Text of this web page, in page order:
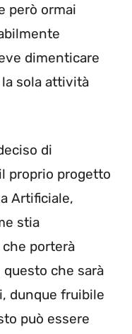
però ormai
dimenticare
sola attività
di
proprio progetto
Artificiale,
stia
porterà
questo che sarà
dunque fruibile
può essere